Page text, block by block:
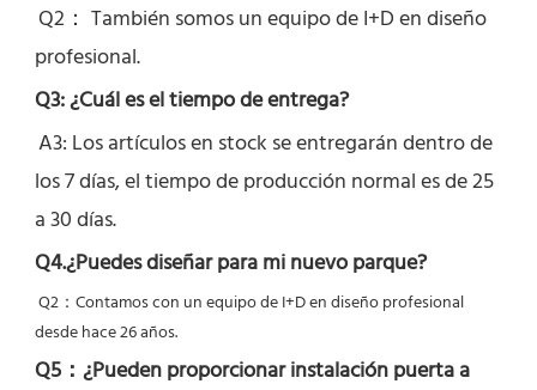
Q2： También somos un equipo de I+D en diseño
profesional.
Q3: ¿Cuál es el tiempo de entrega?
A3: Los artículos en stock se entregarán dentro de
los 7 días, el tiempo de producción normal es de 25
a 30 días.
Q4.¿Puedes diseñar para mi nuevo parque?
Q2： Contamos con un equipo de I+D en diseño profesional
desde hace 26 años.
Q5： ¿Pueden proporcionar instalación puerta a